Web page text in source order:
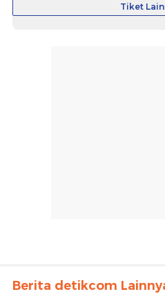
Tiket
Berita detikcom